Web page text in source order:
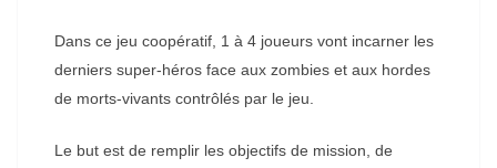
Dans ce jeu coopératif, 1 à 4 joueurs vont incarner les
derniers super-héros face aux zombies et aux hordes
de morts-vivants contrôlés par le jeu.
Le but est de remplir les objectifs de mission, de